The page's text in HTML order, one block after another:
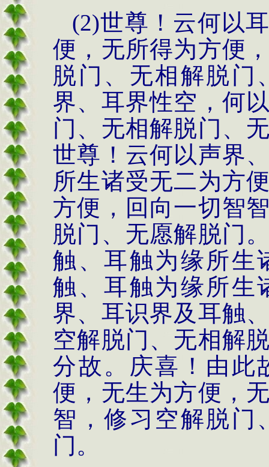
(2)世尊！云何以
便，无所得为方便
脱门、无相解脱门
界、耳界性空，何
门、无相解脱门、
世尊！云何以声界
所生诸受无二为方
方便，回向一切智
脱门、无愿解脱门
触、耳触为缘所生
触、耳触为缘所生
界、耳识界及耳触
空解脱门、无相解
分故。庆喜！由此
便，无生为方便，
智，修习空解脱门
门。